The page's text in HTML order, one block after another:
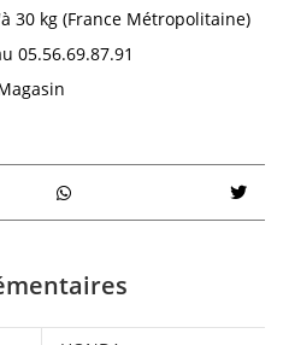
30 kg (France Métropolitaine)
05.56.69.87.91